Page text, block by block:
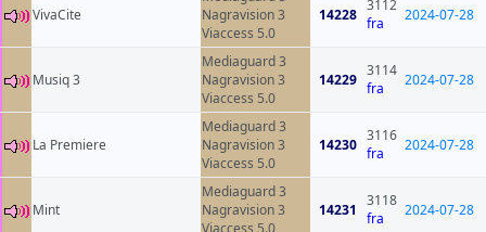
VivaCite
Nagravision 3
Viaccess 5.0
14228
3112
fra
2024-07-28
Musiq 3
Mediaguard 3
Nagravision 3
Viaccess 5.0
14229
3114
fra
2024-07-28
La Premiere
Mediaguard 3
Nagravision 3
Viaccess 5.0
14230
3116
fra
2024-07-28
Mint
Mediaguard 3
Nagravision 3
Viaccess 5.0
14231
3118
fra
2024-07-28